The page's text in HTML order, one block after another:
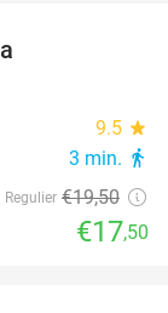
9.5 star
3 min. directions_walk
Regulier €19,50
€17,50